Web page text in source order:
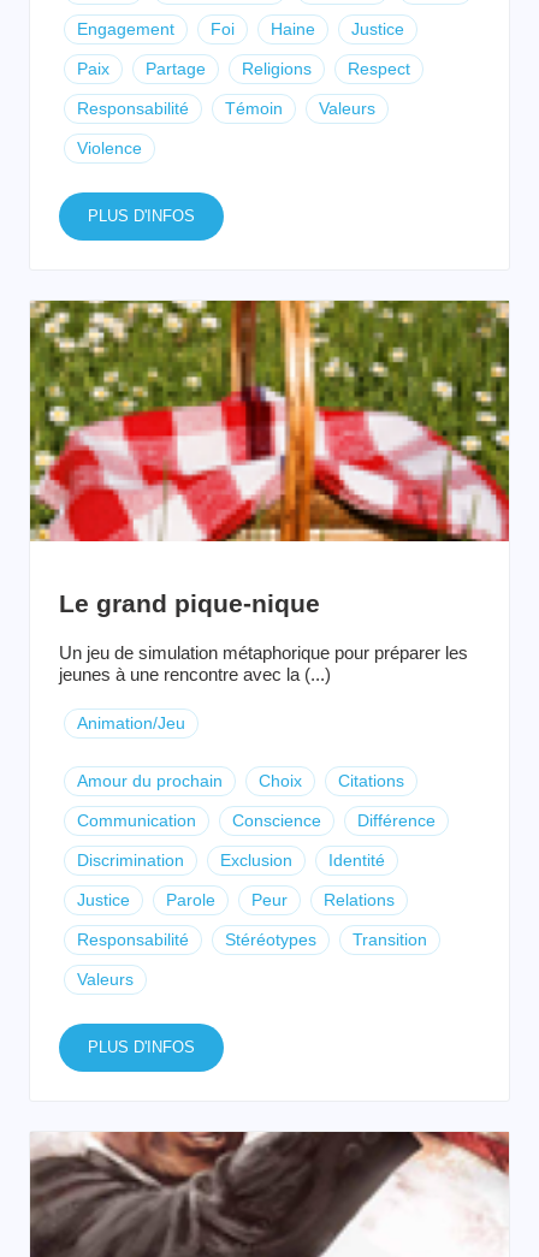
Engagement Foi Haine Justice
Paix Partage Religions Respect
Responsabilité Témoin Valeurs
Violence
PLUS D'INFOS
Le grand pique-nique
Un jeu de simulation métaphorique pour préparer les
jeunes à une rencontre avec la (...)
Animation/Jeu
Amour du prochain Choix Citations
Communication Conscience Différence
Discrimination Exclusion Identité
Justice Parole Peur Relations
Responsabilité Stéréotypes Transition
Valeurs
PLUS D'INFOS